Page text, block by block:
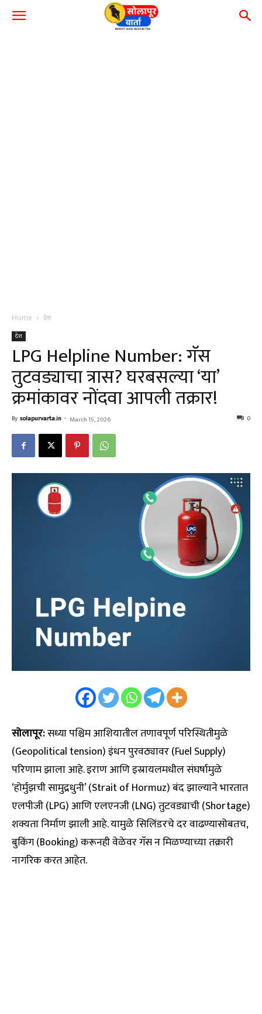
Home देश
देश
LPG Helpline Number: गॅस
तुटवड्याचा त्रास? घरबसल्या ‘या’
क्रमांकावर नोंदवा आपली तक्रार!
By solapurvarta.in - March 15, 2026 0
सोलापूर:सध्या पश्चिम आशियातील तणावपूर्ण परिस्थितीमुळे
(Geopolitical tension) इंधन पुरवठ्यावर (Fuel Supply)
परिणाम झाला आहे. इराण आणि इस्रायलमधील संघर्षामुळे
‘होर्मुझची सामुद्रधुनी’ (Strait of Hormuz) बंद झाल्याने भारतात
एलपीजी (LPG) आणि एलएनजी (LNG) तुटवड्याची (Shortage)
शक्यता निर्माण झाली आहे. यामुळे सिलिंडरचे दर वाढण्यासोबतच,
बुकिंग (Booking) करूनही वेळेवर गॅस न मिळण्याच्या तक्रारी
नागरिक करत आहेत.